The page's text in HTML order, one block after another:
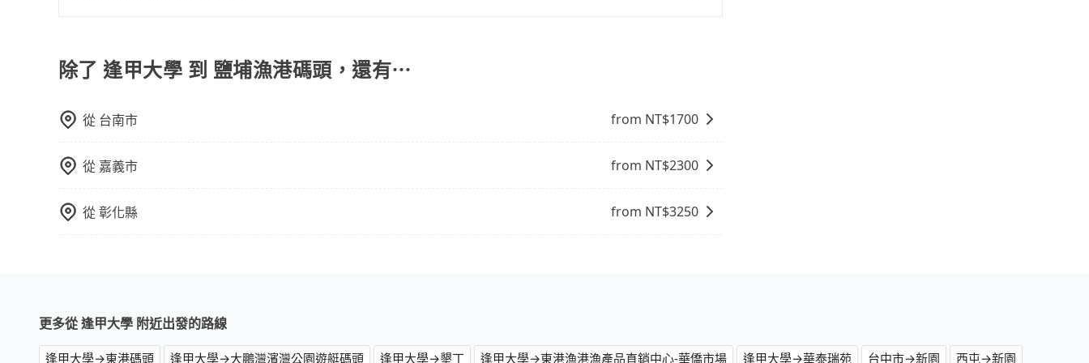
型巴士或大型遊覽車。非法改裝的車輛，不僅與車輛行照不符，連司機的駕照都會不符。在路上被警察盤查請下
車終止行程事小，如果發生意外，保險公司可不予賠償就事大了。千萬別為了省小錢而把朋友親人的安全給賭
比較方便。但也有例外，比方說有些山區或路段是禁止大客車通行的，建議在預定時最好先與車行或平台確認。
除了 逢甲大學 到 鹽埔漁港碼頭，還有⋯
從 台南市 from NT$1700
從 嘉義市 from NT$2300
從彰化縣 from NT$3250
更多從 逢甲大學 附近出發的路線
逢甲大學→東港碼頭 逢甲大學→大鵬灣濱灣公園遊艇碼頭 逢甲大學→墾丁 逢甲大學→東港漁港漁產品直銷中心-華僑市場 逢甲大學→華泰瑞苑 台中市→新園 西屯→新園